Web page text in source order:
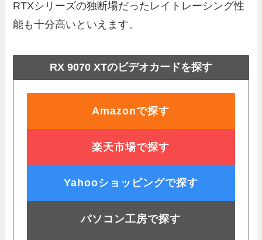
RTXシリーズの独断場だったレイトレーシング性
能も十分高いといえます。
RX 9070 XTのビデオカードを探す
Amazonで探す
楽天市場で探す
Yahooショッピングで探す
パソコン工房で探す